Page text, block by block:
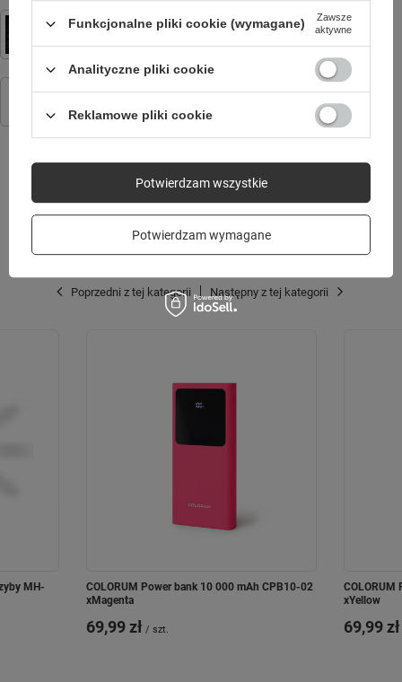
Forever Light neon LED KOT ciepły biały Bat + USB FLNEO3
Uniwersalny uchwyt samochodowy Forever MH-110 magnetyczny
SPRAWDŹ TAKŻE
Poprzedni z tej kategorii
MH-
COLORUM Power bank 10 000 mAh CPB10-02
xMagenta
69,99 zł / szt.
COLORUM
xYellow
69,99 zł
Następny z tej kategorii
Funkcjonalne pliki cookie (wymagane)
Zawsze
aktywne
Analityczne pliki cookie
Reklamowe pliki cookie
Potwierdzam wymagane
Potwierdzam wszystkie